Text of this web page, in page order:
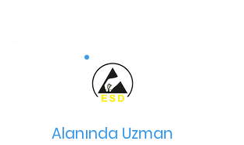
Alanında Uzman